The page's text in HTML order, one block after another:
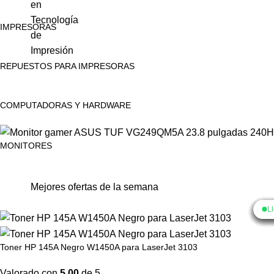
en
Tecnología
de
Impresión
IMPRESORAS
REPUESTOS PARA IMPRESORAS
COMPUTADORAS Y HARDWARE
MONITORES
Mejores ofertas de la semana
Toner HP 145A Negro W1450A para LaserJet 3103